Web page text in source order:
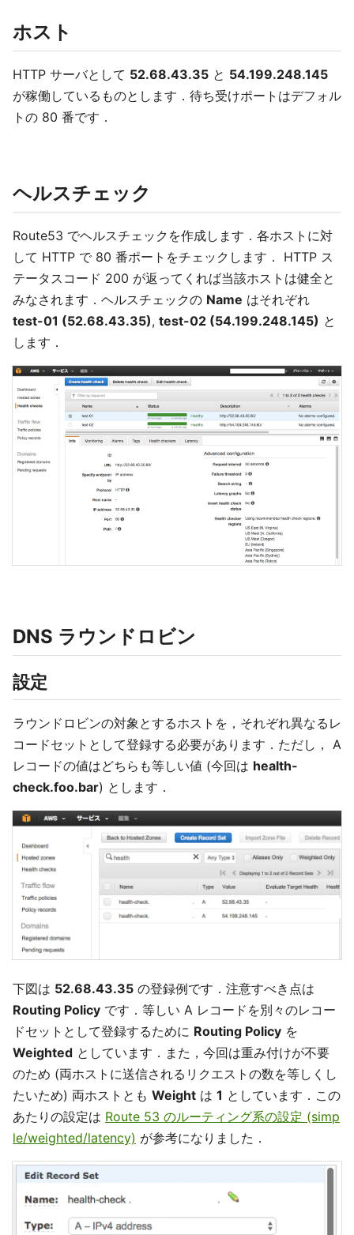
ホスト
HTTP サーバとして 52.68.43.35 と 54.199.248.145
が稼働しているものとします．待ち受けポートはデフォル
トの 80 番です．
ヘルスチェック
Route53 でヘルスチェックを作成します．各ホストに対
して HTTP で 80 番ポートをチェックします． HTTP ス
テータスコード 200 が返ってくれば当該ホストは健全と
みなされます．ヘルスチェックの Name はそれぞれ
test-01 (52.68.43.35), test-02 (54.199.248.145) と
します．
DNS ラウンドロビン
設定
ラウンドロビンの対象とするホストを，それぞれ異なるレ
コードセットとして登録する必要があります．ただし， A
レコードの値はどちらも等しい値 (今回は health-
check.foo.bar) とします．
下図は 52.68.43.35 の登録例です．注意すべき点は
Routing Policy です．等しい A レコードを別々のレコー
ドセットとして登録するために Routing Policy を
Weighted としています．また，今回は重み付けが不要
のため (両ホストに送信されるリクエストの数を等しくし
たいため) 両ホストとも Weight は 1 としています．この
あたりの設定は Route 53 のルーティング系の設定 (simp
le/weighted/latency) が参考になりました．